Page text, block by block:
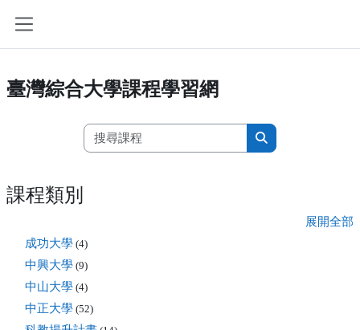
臺灣綜合大學課程學習網
搜尋課程
搜尋課程
課程類別
展開全部
成功大學 (4)
中興大學 (9)
中山大學 (4)
中正大學 (52)